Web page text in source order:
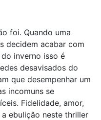
foi. Quando uma
decidem acabar com
inverno isso é
desavisados do
que desempenhar um
incomuns se
Fidelidade, amor,
ebulição neste thriller